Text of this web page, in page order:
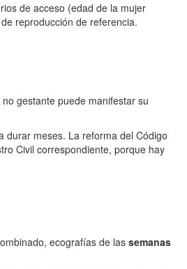
de acceso (edad de la mujer
reproducción de referencia.
gestante puede manifestar su
durar meses. La reforma del Código
Civil correspondiente, porque hay
ecografías de las semanas